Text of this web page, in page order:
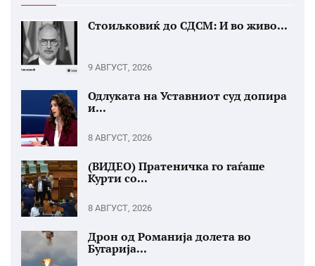
Стоиљковиќ до СДСМ: И во живо...
9 АВГУСТ, 2026
Одлуката на Уставниот суд допира
и...
8 АВГУСТ, 2026
(ВИДЕО) Пратеничка го гаѓаше
Курти со...
8 АВГУСТ, 2026
Дрон од Романија долета во
Бугарија...